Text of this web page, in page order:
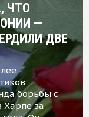
ЧТО
—
ДВЕ
борьбы с
Харпе за